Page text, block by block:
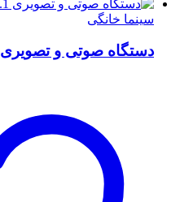
سینما خانگی
دستگاه صوتی و تصویری 7.1 سری KA